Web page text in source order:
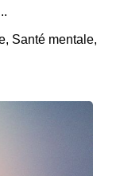
Santé mentale,